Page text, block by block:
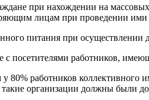
при нахождении на
лицам при проведении
питания при осуществлении
посетителями работников,
80% работников коллективного
организации должны были